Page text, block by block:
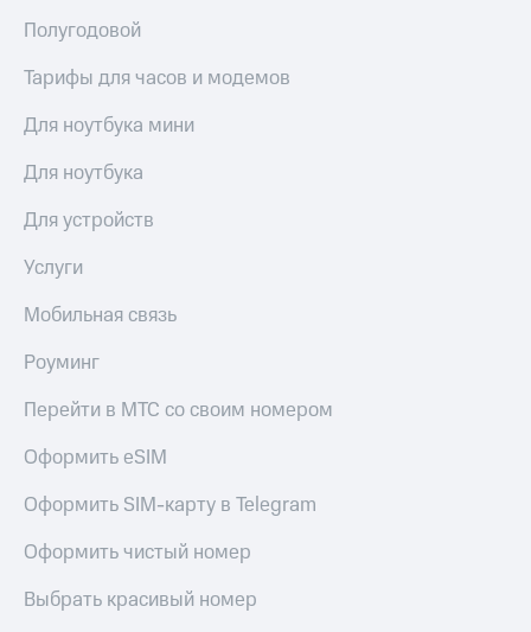
Полугодовой
Тарифы для часов и модемов
Для ноутбука мини
Для ноутбука
Для устройств
Услуги
Мобильная связь
Роуминг
Перейти в МТС со своим номером
Оформить eSIM
Оформить SIM-карту в Telegram
Оформить чистый номер
Выбрать красивый номер